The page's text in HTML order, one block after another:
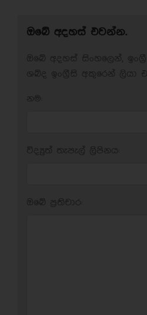
ඔබේ අදහස් එවන්න.